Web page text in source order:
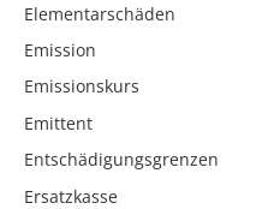
Elementarschäden
Emission
Emissionskurs
Emittent
Entschädigungsgrenzen
Ersatzkasse